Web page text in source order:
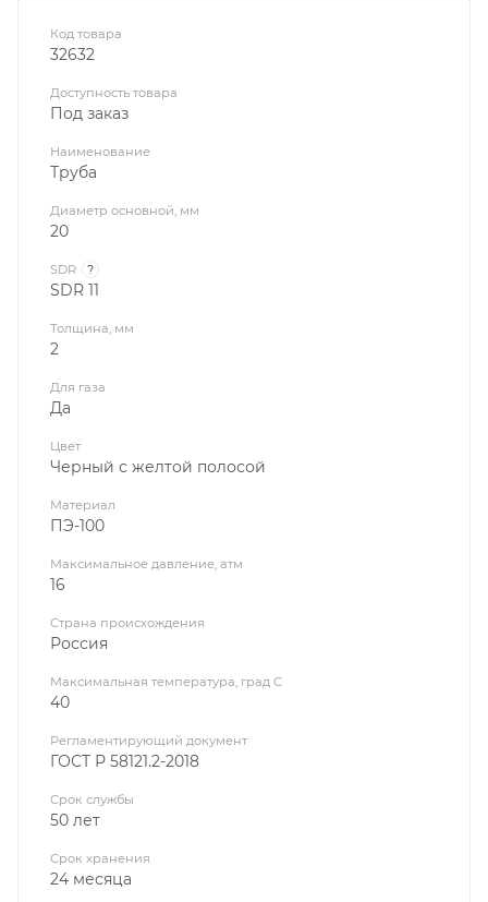
Код товара
32632
Доступность товара
Под заказ
Наименование
Труба
Диаметр основной, мм
20
SDR ?
SDR 11
Толщина, мм
2
Для газа
Да
Цвет
Черный с желтой полосой
Материал
ПЭ-100
Максимальное давление, атм
16
Страна происхождения
Россия
Максимальная температура, град С
40
Регламентирующий документ
ГОСТ Р 58121.2-2018
Срок службы
50 лет
Срок хранения
24 месяца